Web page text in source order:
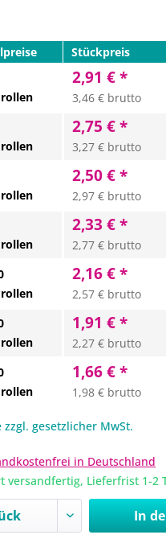
Stückpreis
2,91 € *
3,46 € brutto
2,75 € *
3,27 € brutto
2,50 € *
2,97 € brutto
2,33 € *
2,77 € brutto
2,16 € *
2,57 € brutto
1,91 € *
2,27 € brutto
1,66 € *
1,98 € brutto
zzgl. gesetzlicher MwSt.
in Deutschland
versandfertig, Lieferfrist 1-2
In